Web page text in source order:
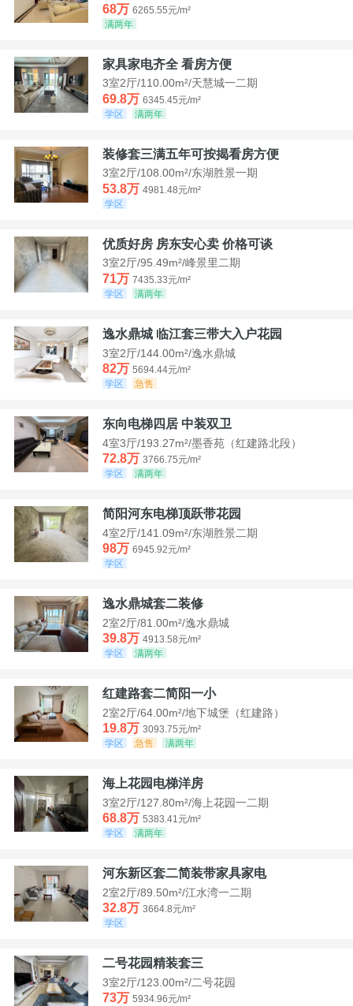
68万 6265.55元/m²
满两年
家具家电齐全 看房方便
3室2厅/110.00m²/天慧城一二期
69.8万 6345.45元/m²
学区
满两年
装修套三满五年可按揭看房方便
3室2厅/108.00m²/东湖胜景一期
53.8万 4981.48元/m²
学区
优质好房 房东安心卖 价格可谈
3室2厅/95.49m²/峰景里二期
71万 7435.33元/m²
学区
满两年
逸水鼎城 临江套三带大入户花园
3室2厅/144.00m²/逸水鼎城
82万 5694.44元/m²
学区
急售
东向电梯四居 中装双卫
4室3厅/193.27m²/墨香苑（红建路北段）
72.8万 3766.75元/m²
学区
满两年
简阳河东电梯顶跃带花园
4室2厅/141.09m²/东湖胜景二期
98万 6945.92元/m²
学区
逸水鼎城套二装修
2室2厅/81.00m²/逸水鼎城
39.8万 4913.58元/m²
学区
满两年
红建路套二简阳一小
2室2厅/64.00m²/地下城堡（红建路）
19.8万 3093.75元/m²
学区
急售 满两年
海上花园电梯洋房
3室2厅/127.80m²/海上花园一二期
68.8万 5383.41元/m²
学区
满两年
河东新区套二简装带家具家电
2室2厅/89.50m²/江水湾一二期
32.8万 3664.8元/m²
学区
二号花园精装套三
3室2厅/123.00m²/二号花园
73万 5934.96元/m²